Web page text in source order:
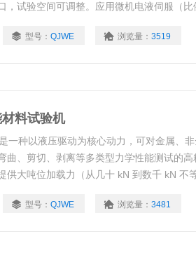
，试验空间可调整。应用微机电液伺服（比
值、位移、变形、计算机跟踪试验数据和曲
型号： QJWE 浏览量： 3519
料试验机
一种以液压驱动为核心动力，可对金属、非
曲、剪切、剥离等多类型力学性能测试的高
供大吨位加载力（从几十 kN 到数千 kN 不
、冶金、质检机构及科研院所等领域。
型号： QJWE 浏览量： 3481